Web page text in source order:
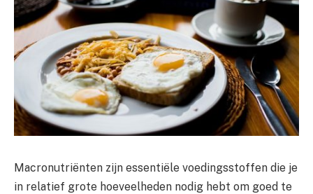
Macronutriënten zijn essentiële voedingsstoffen die je
in relatief grote hoeveelheden nodig hebt om goed te